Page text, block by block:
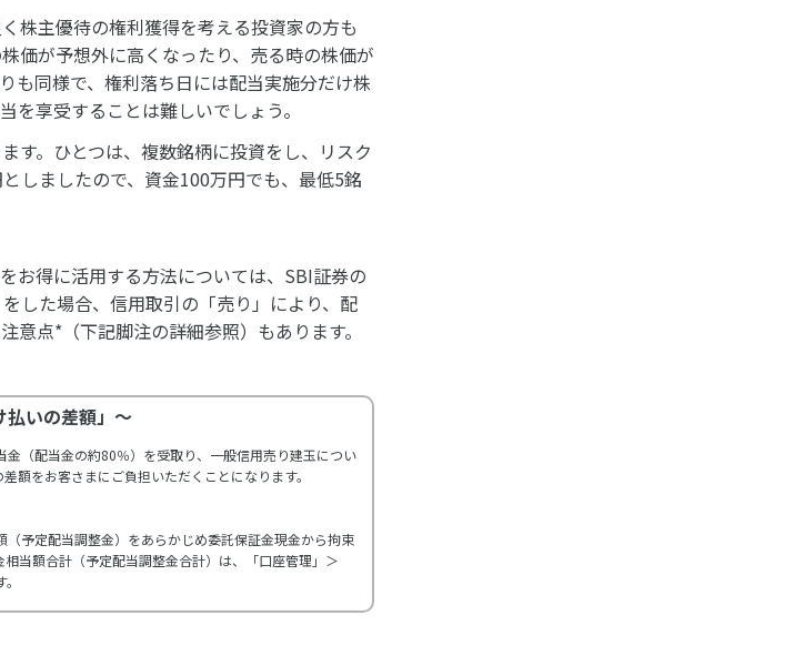
株主優待の権利獲得を考える投資家の方も
価が予想外に高くなったり、売る時の株価が
も同様で、権利落ち日には配当実施分だけ株
享受することは難しいでしょう。
す。ひとつは、複数銘柄に投資をし、リスク
しましたので、資金100万円でも、最低5銘
お得に活用する方法については、SBI証券の
した場合、信用取引の「売り」により、配
点*（下記脚注の詳細参照）もあります。
いの差額」～
（配当金の約80％）を受取り、一般信用売り建玉につい
額をお客さまにご負担いただくことになります。
予定配当調整金）をあらかじめ委託保証金現金から拘束
当額合計（予定配当調整金合計）は、「口座管理」＞